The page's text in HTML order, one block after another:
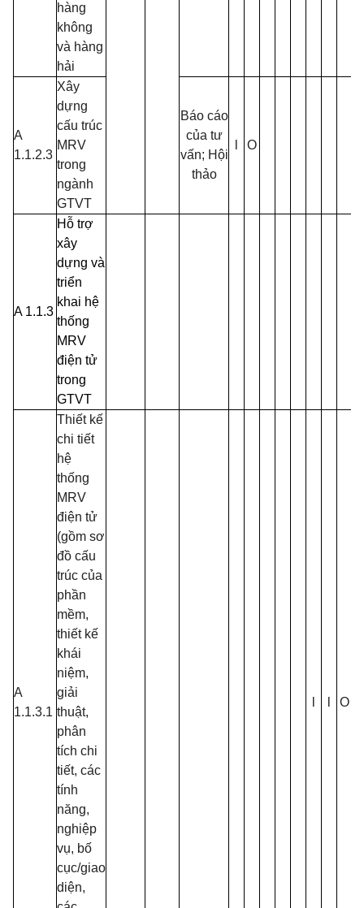
hàng
không
và hàng
hải
A
1.1.2.3
Xây
dựng
cấu trúc
MRV
trong
ngành
GTVT
Báo cáo
của tư
vấn; Hội
thảo
O
A 1.1.3
Hỗ trợ
xây
dựng và
triển
khai hệ
thống
MRV
điện tử
trong
GTVT
A
1.1.3.1
Thiết kế
chi tiết
hệ
thống
MRV
điện tử
(gồm sơ
đồ cấu
trúc của
phần
mềm,
thiết kế
khái
niệm,
giải
thuật,
phân
tích chi
tiết, các
tính
năng,
nghiệp
vụ, bố
cục/giao
diện,
O